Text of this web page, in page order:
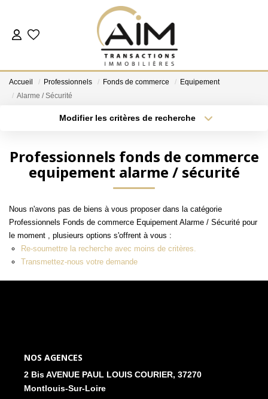
ACHETER
Les Agences
Notre Équipe
Nos Témoignages
Nos Partenaires
NOS ACTUALITÉS
Accueil Professionnels Fonds de commerce
Equipement
Alarme / Sécurité
Modifier les critères de recherche
Surface min Budget max
Professionnels fonds de commerce
equipement alarme / sécurité
Nous n'avons pas de biens à vous proposer dans la catégorie
Professionnels Fonds de commerce Equipement Alarme / Sécurité pour
le moment , plusieurs options s'offrent à vous :
Re-soumettre la recherche avec moins de critères.
Transmettez-nous votre demande
NOS AGENCES
2 Bis AVENUE PAUL LOUIS COURIER, 37270
Montlouis-Sur-Loire